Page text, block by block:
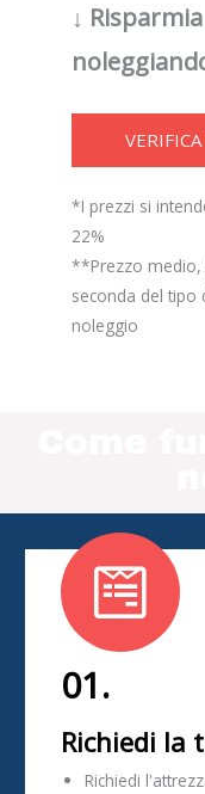
↓
*I prezzi si
22%
**Prezzo medio,
seconda del tipo
noleggio
01.
Richiedi la
Richiedi